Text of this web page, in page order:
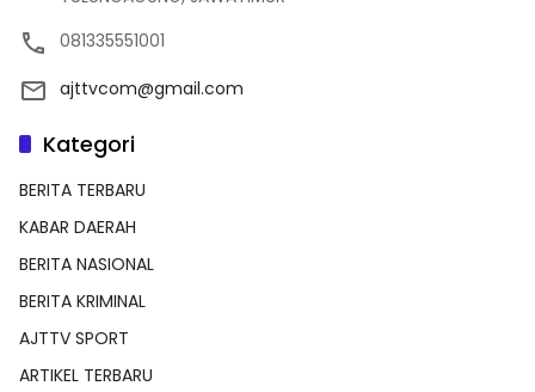
081335551001
ajttvcom@gmail.com
Kategori
BERITA TERBARU
KABAR DAERAH
BERITA NASIONAL
BERITA KRIMINAL
AJTTV SPORT
ARTIKEL TERBARU